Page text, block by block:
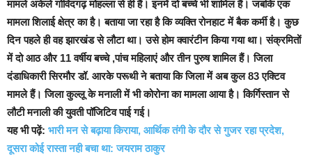
मामले अकेले गोविंदगढ़ मोहल्ला से ही हैं। इनमें दो बच्चे भी शामिल हैं। जबकि एक
मामला शिलाई क्षेत्र का है। बताया जा रहा है कि व्यक्ति रोनहाट में बैक कर्मी है। कुछ
दिन पहले ही वह झारखंड से लौटा था। उसे होम क्वारंटीन किया गया था। संक्रमितों
में दो आठ और 11 वर्षीय बच्चे ,पांच महिलाएं और तीन पुरुष शामिल हैं। जिला
दंडाधिकारी सिरमौर डॉ. आरके परूथी ने बताया कि जिला में अब कुल 83 एक्टिव
मामले हैं। जिला कुल्लू के मनाली में भी कोरोना का मामला आया है। किर्गिस्तान से
लौटी मनाली की युवती पॉजिटिव पाई गई।
यह भी पढ़ें: भारी मन से बढ़ाया किराया, आर्थिक तंगी के दौर से गुजर रहा प्रदेश,
दूसरा कोई रास्ता नही बचा था: जयराम ठाकुर